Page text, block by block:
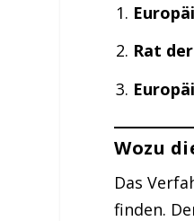
Rat
Wozu
Das
finden.